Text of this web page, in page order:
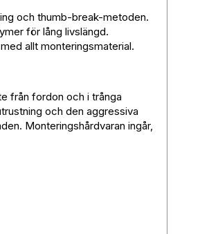
och thumb-break-metoden.
för lång livslängd.
allt monteringsmaterial.
från fordon och i trånga
och den aggressiva
Monteringshårdvaran ingår,